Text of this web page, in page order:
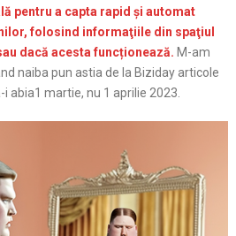
pentru a capta rapid şi automat
folosind informaţiile din spaţiul
dacă acesta funcționează. M-am
naiba pun astia de la Biziday articole
abia1 martie, nu 1 aprilie 2023.